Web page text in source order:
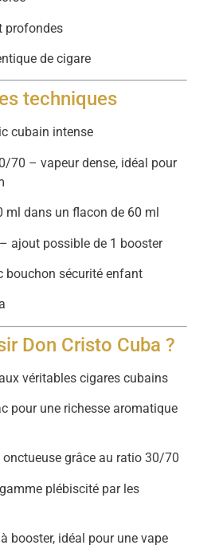
profondes
de cigare
techniques
cubain intense
70 – vapeur dense, idéal pour
ml dans un flacon de 60 ml
ajout possible de 1 booster
bouchon sécurité enfant
Don Cristo Cuba ?
véritables cigares cubains
pour une richesse aromatique
onctueuse grâce au ratio 30/70
plébiscité par les
booster, idéal pour une vape